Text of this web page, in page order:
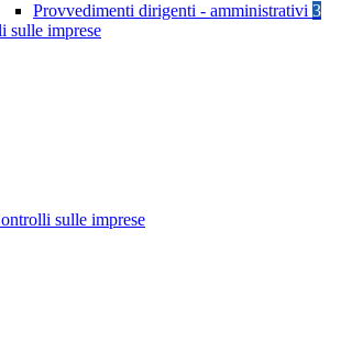
Provvedimenti dirigenti - amministrativi 3
sulle imprese
sulle imprese